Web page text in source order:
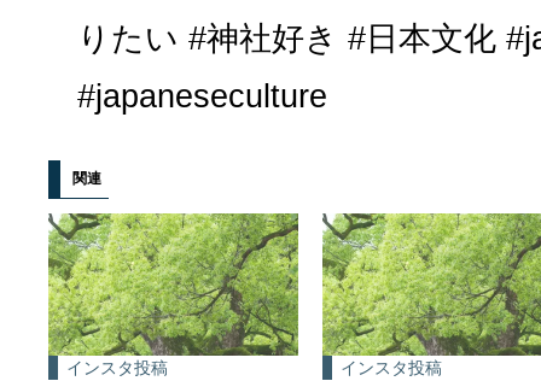
りたい #神社好き #日本文化
#japaneseculture
関連
インスタ投稿
インスタ投稿